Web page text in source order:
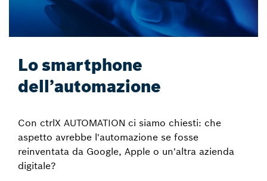
Lo smartphone
dell’automazione
Con ctrlX AUTOMATION ci siamo chiesti: che
aspetto avrebbe l'automazione se fosse
reinventata da Google, Apple o un'altra azienda
digitale?